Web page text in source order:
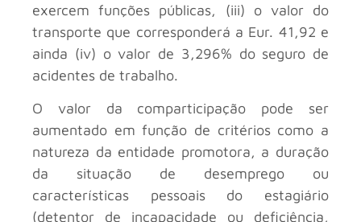
exercem funções públicas, (iii) o valor do
transporte que corresponderá a Eur. 41,92 e
ainda (iv) o valor de 3,296% do seguro de
acidentes de trabalho.
O valor da comparticipação pode ser
aumentado em função de critérios como a
natureza da entidade promotora, a duração
da situação de desemprego ou
características pessoais do estagiário
(detentor de incapacidade ou deficiência,